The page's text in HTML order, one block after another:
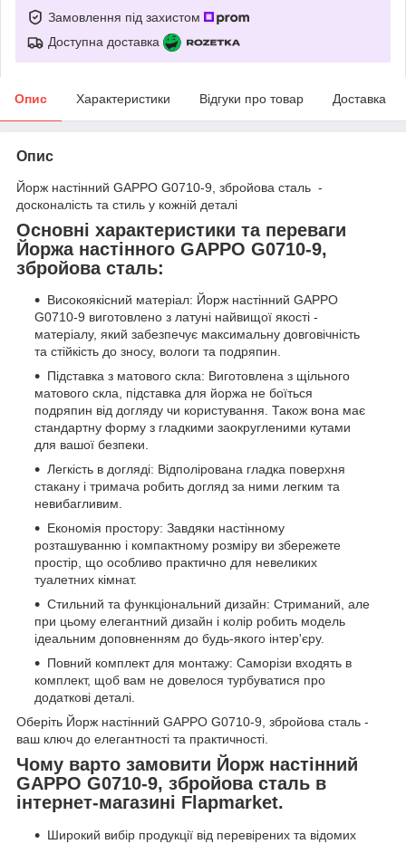
Замовлення під захистом
Доступна доставка
Опис Характеристики Відгуки про товар Доставка
Опис
Йорж настінний GAPPO G0710-9, збройова сталь -
досконалість та стиль у кожній деталі
Основні характеристики та переваги
Йоржа настінного GAPPO G0710-9,
збройова сталь:
Високоякісний матеріал: Йорж настінний GAPPO
G0710-9 виготовлено з латуні найвищої якості -
матеріалу, який забезпечує максимальну довговічність
та стійкість до зносу, вологи та подряпин.
Підставка з матового скла: Виготовлена з щільного
матового скла, підставка для йоржа не боїться
подряпин від догляду чи користування. Також вона має
стандартну форму з гладкими заокругленими кутами
для вашої безпеки.
Легкість в догляді: Відполірована гладка поверхня
стакану і тримача робить догляд за ними легким та
невибагливим.
Економія простору: Завдяки настінному
розташуванню і компактному розміру ви збережете
простір, що особливо практично для невеликих
туалетних кімнат.
Стильний та функціональний дизайн: Стриманий, але
при цьому елегантний дизайн і колір робить модель
ідеальним доповненням до будь-якого інтер'єру.
Повний комплект для монтажу: Саморізи входять в
комплект, щоб вам не довелося турбуватися про
додаткові деталі.
Оберіть Йорж настінний GAPPO G0710-9, збройова сталь -
ваш ключ до елегантності та практичності.
Чому варто замовити Йорж настінний
GAPPO G0710-9, збройова сталь в
інтернет-магазині Flapmarket.
Широкий вибір продукції від перевірених та відомих